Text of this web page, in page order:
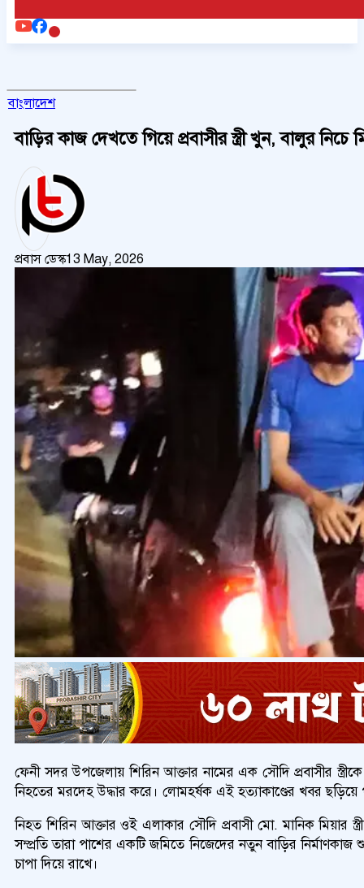
বাংলাদেশ
বাড়ির কাজ দেখতে গিয়ে প্রবাসীর স্ত্রী খুন, বালুর
প্রবাস ডেস্ক13 May, 2026
ফেনী সদর উপজেলায় শিরিন আক্তার নামের এক সৌদি প্রবাসীর
নিহতের মরদেহ উদ্ধার করে। লোমহর্ষক এই হত্যাকাণ্ডের খবর
নিহত শিরিন আক্তার ওই এলাকার সৌদি প্রবাসী মো. মানিক মিয়ার
সম্প্রতি তারা পাশের একটি জমিতে নিজেদের নতুন বাড়ির
চাপা দিয়ে রাখে।